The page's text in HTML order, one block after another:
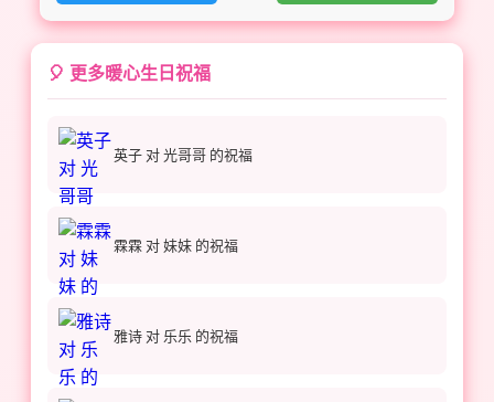
🎈 更多暖心生日祝福
英子 对 光哥哥 的祝福
霖霖 对 妹妹 的祝福
雅诗 对 乐乐 的祝福